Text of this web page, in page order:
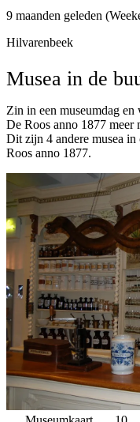
9 maanden geleden
Hilvarenbeek
Musea in de
Zin in een museumdag
De Roos anno 1877 meer
Dit zijn 4 andere musea
Roos anno 1877.